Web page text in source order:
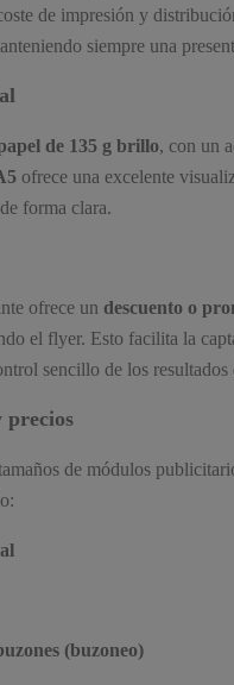
de impresión y
siempre una
de 135 g brillo, con un
ofrece una excelente
forma clara.
ofrece un descuento o
el flyer. Esto facilita la
sencillo de los resultados
precios
de módulos
(buzoneo)